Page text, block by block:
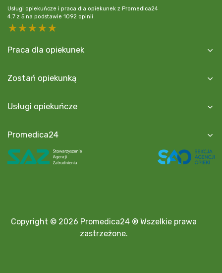
Usługi opiekuńcze i praca dla opiekunek z Promedica24
4.7 z 5 na podstawie 1092 opinii
5 stars
4 stars
3 stars
2 stars
Praca dla opiekunek
Zostań opiekunką
Usługi opiekuńcze
Promedica24
Copyright © 2026 Promedica24 ® Wszelkie prawa
zastrzeżone.